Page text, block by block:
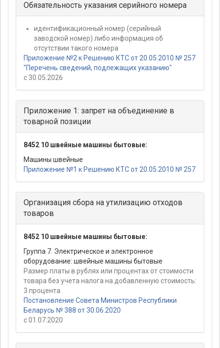
Обязательность указания серийного номера
идентификационный номер (серийный
заводской номер) либо информация об
отсутствии такого номера
Приложение №2 к Решению КТС от 20.05.2010 № 257
"Перечень сведений, подлежащих указанию"
с 30.05.2026
Приложение 1: запрет на объединение в
товарной позиции
8452 10 швейные машины бытовые:
Машины швейные
Приложение №1 к Решению КТС от 20.05.2010 № 257
Организация сбора на утилизацию отходов
товаров
8452 10 швейные машины бытовые:
Группа 7. Электрическое и электронное
оборудование: швейные машины бытовые
Размер платы в рублях или процентах от стоимости
товара без учета налога на добавленную стоимость:
3 процента
Постановление Совета Министров Республики
Беларусь № 388 от 30.06.2020
с 01.07.2020